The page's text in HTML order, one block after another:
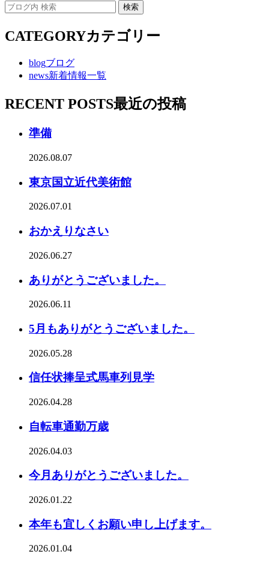
CATEGORYカテゴリー
blogブログ
news新着情報一覧
RECENT POSTS最近の投稿
準備
2026.08.07
東京国立近代美術館
2026.07.01
おかえりなさい
2026.06.27
ありがとうございました。
2026.06.11
5月もありがとうございました。
2026.05.28
信任状捧呈式馬車列見学
2026.04.28
自転車通勤万歳
2026.04.03
今月ありがとうございました。
2026.01.22
本年も宜しくお願い申し上げます。
2026.01.04